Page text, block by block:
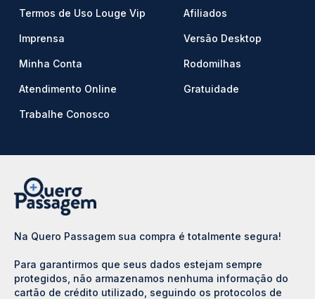
Termos de Uso Louge Vip
Imprensa
Minha Conta
Atendimento Online
Trabalhe Conosco
Afiliados
Versão Desktop
Rodomilhas
Gratuidade
Na Quero Passagem sua compra é totalmente segura!
Para garantirmos que seus dados estejam sempre
protegidos, não armazenamos nenhuma informação do
cartão de crédito utilizado, seguindo os protocolos de